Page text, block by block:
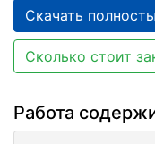
Скачать
Сколько стоит
Работа